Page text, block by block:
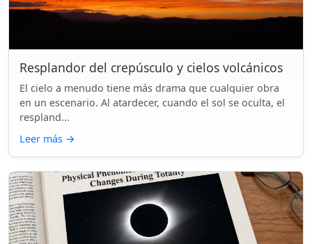
Resplandor del crepúsculo y cielos volcánicos
El cielo a menudo tiene más drama que cualquier obra
en un escenario. Al atardecer, cuando el sol se oculta, el
respland...
Leer más →